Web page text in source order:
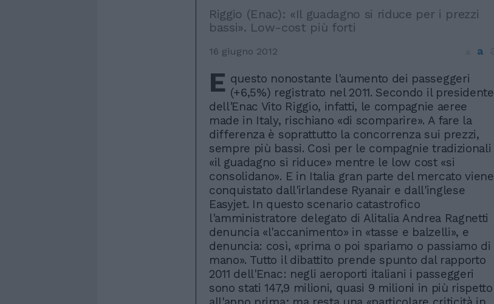
Riggio (Enac): «Il guadagno si riduce per i prezzi
bassi». Low-cost più forti
16 giugno 2012 a
E questo nonostante l'aumento dei passeggeri
(+6,5%) registrato nel 2011. Secondo il presidente
dell'Enac Vito Riggio, infatti, le compagnie aeree
made in Italy, rischiano «di scomparire». A fare la
differenza è soprattutto la concorrenza sui prezzi,
sempre più bassi. Così per le compagnie tradizionali
«il guadagno si riduce» mentre le low cost «si
consolidano». E in Italia gran parte del mercato viene
conquistato dall'irlandese Ryanair e dall'inglese
Easyjet. In questo scenario catastrofico
l'amministratore delegato di Alitalia Andrea Ragnetti
denuncia «l'accanimento» in «tasse e balzelli», e
denuncia: così, «prima o poi spariamo o passiamo di
mano». Tutto il dibattito prende spunto dal rapporto
2011 dell'Enac: negli aeroporti italiani i passeggeri
sono stati 147,9 milioni, quasi 9 milioni in più rispetto